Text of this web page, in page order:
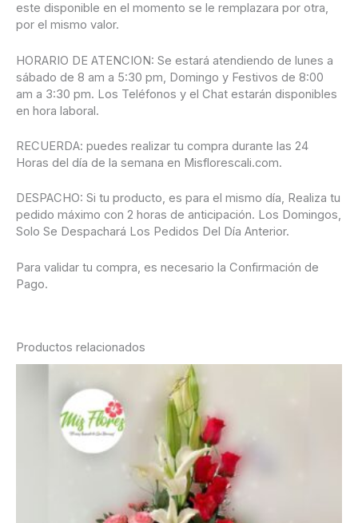
este disponible en el momento se le remplazara por otra,
por el mismo valor.
HORARIO DE ATENCION: Se estará atendiendo de lunes a
sábado de 8 am a 5:30 pm, Domingo y Festivos de 8:00
am a 3:30 pm. Los Teléfonos y el Chat estarán disponibles
en hora laboral.
RECUERDA: puedes realizar tu compra durante las 24
Horas del día de la semana en Misflorescali.com.
DESPACHO: Si tu producto, es para el mismo día, Realiza tu
pedido máximo con 2 horas de anticipación. Los Domingos,
Solo Se Despachará Los Pedidos Del Día Anterior.
Para validar tu compra, es necesario la Confirmación de
Pago.
Productos relacionados